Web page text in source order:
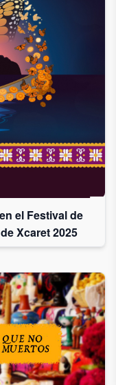
el Festival de
Xcaret 2025